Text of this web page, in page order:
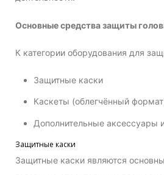
Основные средства защиты
К категории оборудования для
Защитные каски
Каскеты (облегчённый
Дополнительные аксессуары
Защитные каски
Защитные каски являются